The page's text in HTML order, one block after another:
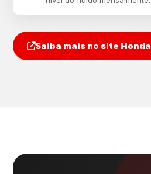
Saiba mais no site Honda